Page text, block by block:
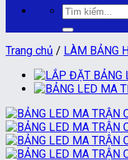
Tìm
kiếm:
Trang chủ / LÀM BẢNG